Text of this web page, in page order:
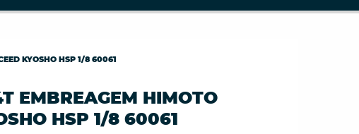
KYOSHO HSP 1/8 60061
EMBREAGEM HIMOTO
HSP 1/8 60061